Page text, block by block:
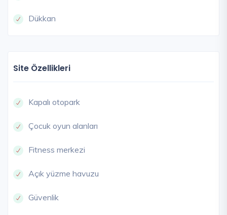
Dükkan
Site Özellikleri
Kapalı otopark
Çocuk oyun alanları
Fitness merkezi
Açık yüzme havuzu
Güvenlik